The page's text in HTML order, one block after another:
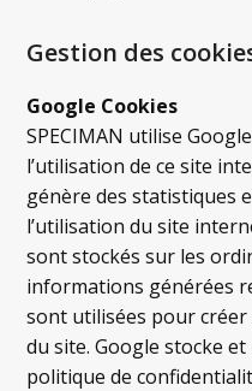
Gestion des
Google Cookies
SPECIMAN utilise
l’utilisation de ce site
génère des statistiques
l’utilisation du site
sont stockés sur les
informations générées
sont utilisées pour
du site. Google stocke
politique de